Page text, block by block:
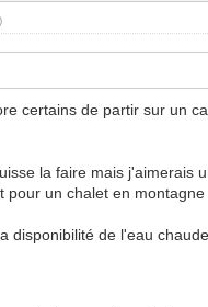
.)
certains de partir sur un
la faire mais
pour un chalet en montagne
disponibilité de l'eau